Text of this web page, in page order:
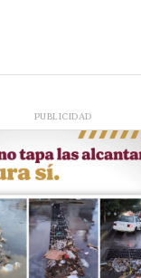
PUBLICIDAD